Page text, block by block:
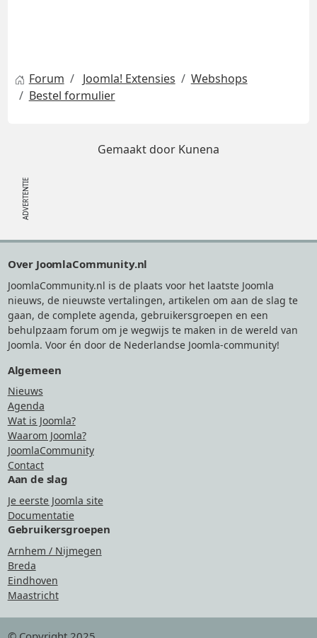
Forum Joomla! Extensies
Webshops
Bestel formulier
Gemaakt door Kunena
Over JoomlaCommunity.nl
JoomlaCommunity.nl is de plaats voor het laatste Joomla
nieuws, de nieuwste vertalingen, artikelen om aan de slag te
gaan, de complete agenda, gebruikersgroepen en een
behulpzaam forum om je wegwijs te maken in de wereld van
Joomla. Voor én door de Nederlandse Joomla-community!
Algemeen
Nieuws
Agenda
Wat is Joomla?
Waarom Joomla?
JoomlaCommunity
Contact
Aan de slag
Je eerste Joomla site
Documentatie
Gebruikersgroepen
Arnhem / Nijmegen
Breda
Eindhoven
Maastricht